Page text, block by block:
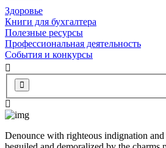
Здоровье
Книги для бухгалтера
Полезные ресурсы
Профессиональная деятельность
События и конкурсы
Denounce with righteous indignation